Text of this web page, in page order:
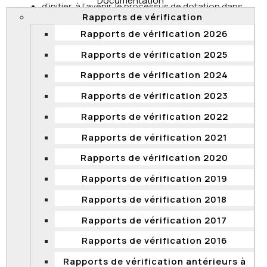
Rapports de vérification
Rapports de vérification 2026
Rapports de vérification 2025
Rapports de vérification 2024
Rapports de vérification 2023
Rapports de vérification 2022
Rapports de vérification 2021
Rapports de vérification 2020
Rapports de vérification 2019
Rapports de vérification 2018
Rapports de vérification 2017
Rapports de vérification 2016
Rapports de vérification antérieurs à
d’initier, à l’avenir, le processus de dotation dans
un délai de 120 jours de la date de la désignation
à titre provisoire pour tous les cadres de la
Le MCC s’est engagé à suivre ces recommandations.
Favoritisme, conflit d'intérêts et non-
respect du cadre normatif dans la
dotation d'un emploi au ministère de
l’Éducation et de l’Enseignement
supérieur
conclusions d’une enquête
qui avait pour objet
de vérifier le bien-fondé d’allégations de favoritisme,
normatif dans la dotation d’un emploi occasionnel de
conseillère en gestion des ressources humaines de